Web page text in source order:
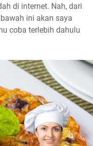
di internet. Nah, dari
ini akan saya
coba terlebih dahulu